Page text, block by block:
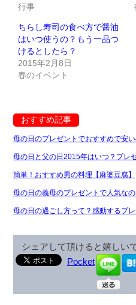
行事
ちらし寿司の食べ方で醤油
はいつ使うの？もう一品つ
けるとしたら？
2015年2月8日
春のイベント
おすすめ記事
母の日のプレゼントでおすすめで安
母の日と父の日2015年はいつ？プレ
簡単！おすすめ男の料理【麻婆豆腐】
母の日の義母のプレゼントで人気な
母の日の過ごし方って？感動するプ
シェアして頂けると嬉しい
Pocket